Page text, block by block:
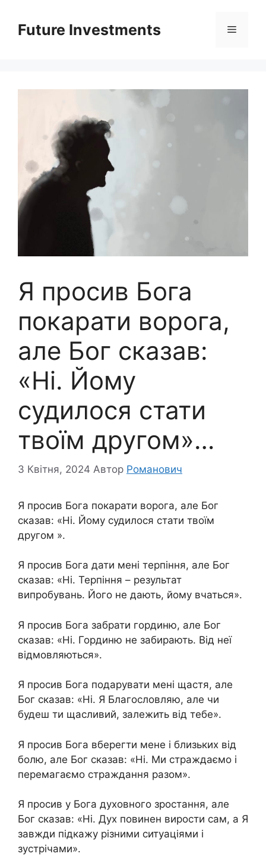
вмістуFuture Investments Меню
Я просив Бога
покарати ворога,
але Бог сказав:
«Ні. Йому
судилося стати
твоїм другом»…
3 Квітня, 2024 Автор Романович
Я просив Бога покарати ворога, але Бог
сказав: «Ні. Йому судилося стати твоїм
другом ».
Я просив Бога дати мені терпіння, але Бог
сказав: «Ні. Терпіння – результат
випробувань. Його не дають, йому вчаться».
Я просив Бога забрати гординю, але Бог
сказав: «Ні. Гординю не забирають. Від неї
відмовляються».
Я просив Бога подарувати мені щастя, але
Бог сказав: «Ні. Я Благословляю, але чи
будеш ти щасливий, залежить від тебе».
Я просив Бога вберегти мене і близьких від
болю, але Бог сказав: «Ні. Ми страждаємо і
перемагаємо страждання разом».
Я просив у Бога духовного зростання, але
Бог сказав: «Ні. Дух повинен вирости сам, а Я
завжди підкажу різними ситуаціями і
зустрічами».